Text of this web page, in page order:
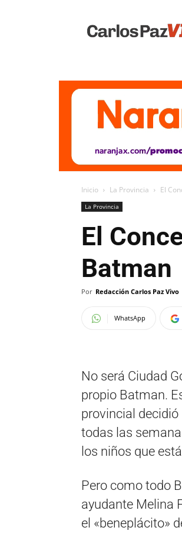
Vivo
Inicio La Provincia El
La Provincia
El
Batman
Por Redacción Carlos Paz Vivo
WhatsApp
No será Ciudad
propio Batman.
provincial
todas las
los niños que
Pero como todo
ayudante Melina
el «beneplácito»